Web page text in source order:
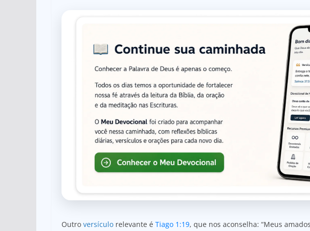
Outro versículo relevante é Tiago 1:19, que nos aconselha: “Meus